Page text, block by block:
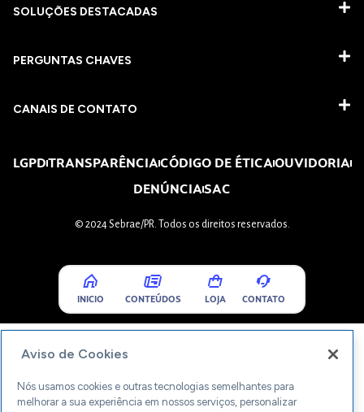
SOLUÇÕES DESTACADAS
PERGUNTAS CHAVES​
CANAIS DE CONTATO
LGPDTRANSPARÊNCIACÓDIGO DE ÉTICAOUVIDORIA
DENÚNCIASAC
© 2024 Sebrae/PR. Todos os direitos reservados.
INICIO CONTEÚDOS LOJA CONTATO
Aviso de Cookies
Nós usamos cookies e outras tecnologias semelhantes para
melhorar a sua experiência em nossos serviços, personalizar